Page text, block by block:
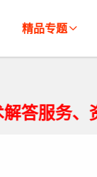
精品专题
务、资